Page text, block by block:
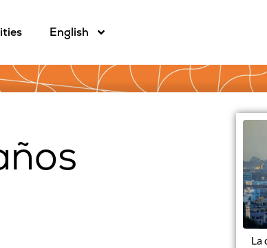
English
La